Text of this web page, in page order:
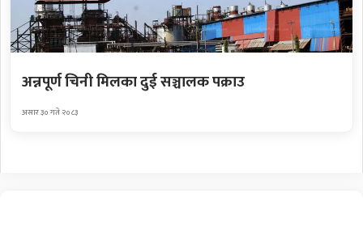
अन्नपूर्ण चिनी मिलका दुई सञ्चालक पक्राउ
असार ३० गते २०८३